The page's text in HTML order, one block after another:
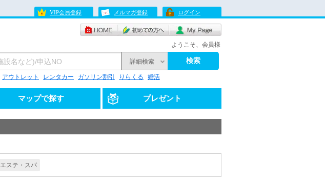
VIP会員登録 メルマガ登録 ログイン
ようこそ、会員様
詳細検索 検索
アウトレット レンタカー ガソリン割引 りらくる 婚活
マップで探す プレゼント
エステ・スパ